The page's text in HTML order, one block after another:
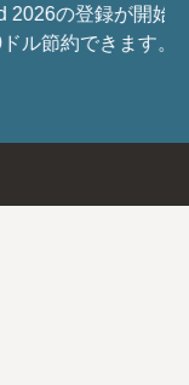
始されました。
す。今すぐ登録し